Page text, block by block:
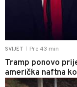
SVIJET Pre 43 min
Tramp ponovo
američka naftna